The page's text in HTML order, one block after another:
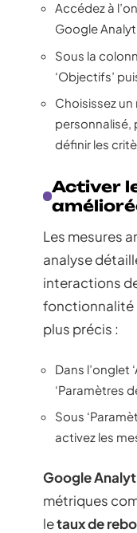
Accédez à
Google
Sous la
‘Objectifs’
Choisissez
personnalisé,
définir les
Activer
Les mesures
analyse
interactions
fonctionnalité
plus précis :
Dans l’onglet
‘Paramètres
Sous
activez les
Google
métriques
letaux de